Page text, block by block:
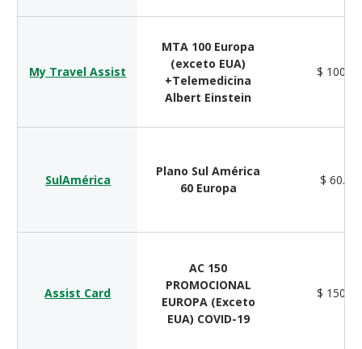
My Travel Assist
MTA 100 Europa
(exceto EUA)
+Telemedicina
Albert Einstein
$
SulAmérica
Plano Sul América
60 Europa
$
Assist Card
AC 150
PROMOCIONAL
EUROPA (Exceto
EUA) COVID-19
$